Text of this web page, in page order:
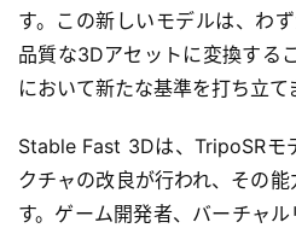
す。この新しいモデルは、わ
品質な3Dアセットに変換する
において新たな基準を打ち立て
Stable Fast 3Dは、TripoSRモ
クチャの改良が行われ、その
す。ゲーム開発者、バーチャル